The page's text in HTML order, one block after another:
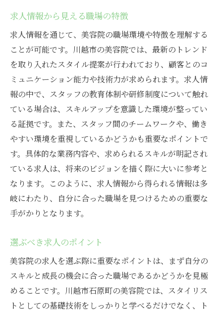
求人情報から見える職場の特徴
求人情報を通じて、美容院の職場環境や特徴を理解する
ことが可能です。川越市の美容院では、最新のトレンド
を取り入れたスタイル提案が行われており、顧客とのコ
ミュニケーション能力や技術力が求められます。求人情
報の中で、スタッフの教育体制や研修制度について触れ
ている場合は、スキルアップを意識した環境が整ってい
る証拠です。また、スタッフ間のチームワークや、働き
やすい環境を重視しているかどうかも重要なポイントで
す。具体的な業務内容や、求められるスキルが明記され
ている求人は、将来のビジョンを描く際に大いに参考と
なります。このように、求人情報から得られる情報は多
岐にわたり、自分に合った職場を見つけるための重要な
手がかりとなります。
選ぶべき求人のポイント
美容院の求人を選ぶ際に重要なポイントは、まず自分の
スキルと成長の機会に合った職場であるかどうかを見極
めることです。川越市石原町の美容院では、スタイリス
トとしての基礎技術をしっかりと学べるだけでなく、ト